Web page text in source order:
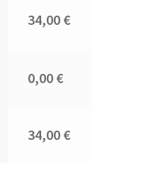
34,00 €
0,00 €
34,00 €